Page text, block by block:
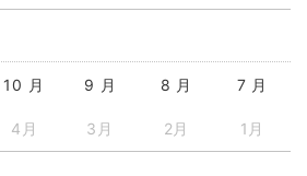
10 月 9 月 8 月 7 月
4月 3月 2月 1月